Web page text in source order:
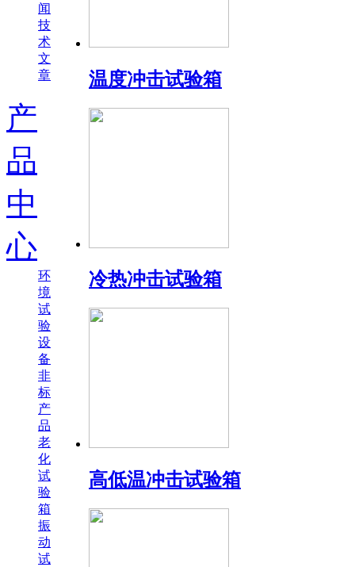
温度冲击试验箱
冷热冲击试验箱
高低温冲击试验箱
闻
技
术
文
章
产
品
中
心
环
境
试
验
设
备
非
标
产
品
老
化
试
验
箱
振
动
试